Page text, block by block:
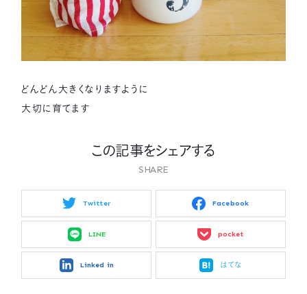
どんどん大きくなりますように
大切に育てます
この記事をシェアする
SHARE
Twitter Facebook
LINE pocket
Linked in はてな